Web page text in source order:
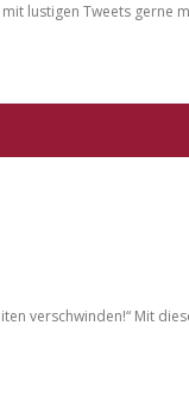
lustigen Tweets gerne
verschwinden!“ Mit